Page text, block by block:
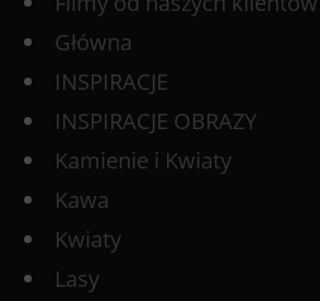
Główna
INSPIRACJE
INSPIRACJE OBRAZY
Kamienie i Kwiaty
Kawa
Kwiaty
Lasy